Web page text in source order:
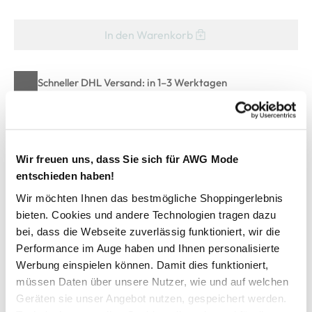
Wir freuen uns, dass Sie sich für AWG Mode
entschieden haben!
Wir möchten Ihnen das bestmögliche Shoppingerlebnis
bieten. Cookies und andere Technologien tragen dazu
bei, dass die Webseite zuverlässig funktioniert, wir die
Performance im Auge haben und Ihnen personalisierte
Werbung einspielen können. Damit dies funktioniert,
müssen Daten über unsere Nutzer, wie und auf welchen
Geräten sie unser Angebot nutzen, gespeichert werden.
In den Warenkorb
Schneller DHL Versand: in 1–3 Werktagen
Kostenfreie Rücksendung innerhalb 14 Tage
Herren Henleyshirt mit Frontprint
angesagtes Henleyshirt von Southern Territory
runder Ausschnitt geht in kurze Knopfleiste über